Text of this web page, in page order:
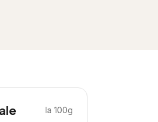
la 100g